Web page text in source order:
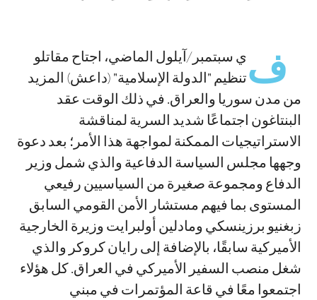
في سبتمبر/آيلول الماضي، اجتاح مقاتلوتنظيم "الدولة الإسلامية" (داعش) المزيد
من مدن سوريا والعراق. في ذلك الوقت عقد
البنتاغون اجتماعًا شديد السرية لمناقشة
الاستراتيجيات الممكنة لمواجهة هذا الأمر؛ بعد دعوة
وجهها مجلس السياسة الدفاعية والذي شمل وزير
الدفاع ومجموعة صغيرة من السياسيين رفيعي
المستوى بما فيهم مستشار الأمن القومي السابق
زبغنيو برزينسكي ومادلين أولبرايت وزيرة الخارجية
الأميركية سابقًا، بالإضافة إلى رايان كروكر والذي
شغل منصب السفير الأميركي في العراق. كل هؤلاء
اجتمعوا معًا في قاعة المؤتمرات في مبني